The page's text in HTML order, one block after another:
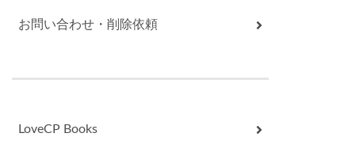
お問い合わせ・削除依頼
LoveCP Books